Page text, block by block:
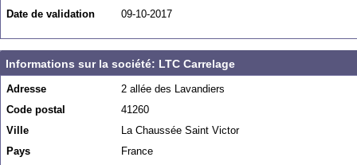
Date de validation
09-10-2017
Informations sur la société: LTC Carrelage
Adresse
2 allée des Lavandiers
Code postal
41260
Ville
La Chaussée Saint Victor
Pays
France